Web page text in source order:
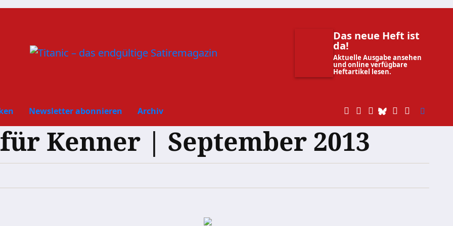
Das neue Heft ist
da!
Aktuelle Ausgabe ansehen
und online verfügbare
Heftartikel lesen.
Newsletter abonnieren Archiv
Kenner | September 2013